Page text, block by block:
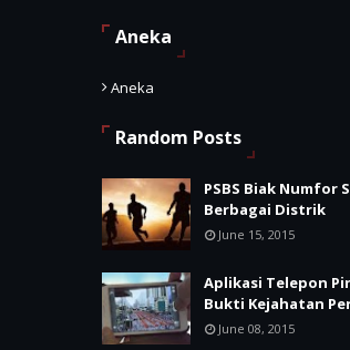
Aneka
Aneka
Random Posts
PSBS Biak Numfor
Berbagai Distrik
June 15, 2015
Aplikasi Telepon
Bukti Kejahatan
June 08, 2015